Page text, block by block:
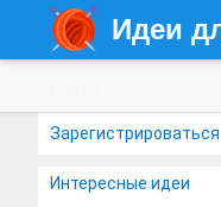
Идеи
Зарегистрироваться
Интересные идеи